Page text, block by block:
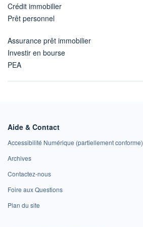
Crédit immobilier
Prêt personnel
Assurance prêt immobilier
Investir en bourse
PEA
Aide & Contact
Accessibilité Numérique (partiellement conforme)
Archives
Contactez-nous
Foire aux Questions
Plan du site